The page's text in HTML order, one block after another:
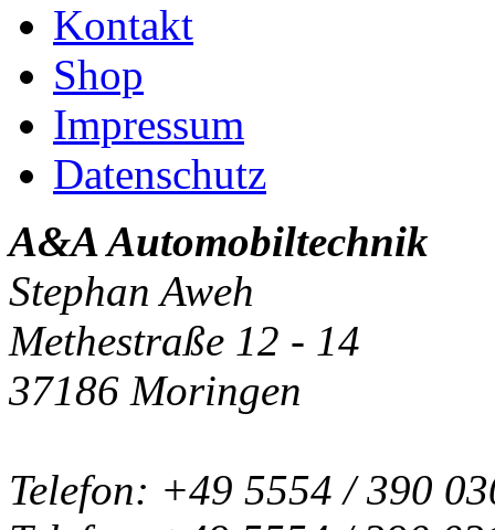
Kontakt
Shop
Impressum
Datenschutz
A&A Automobiltechnik
Stephan Aweh
Methestraße 12 - 14
37186 Moringen
Telefon: +49 5554 / 390